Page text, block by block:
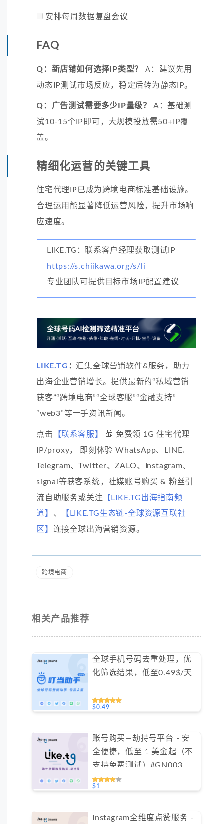
安排每周数据复盘会议
FAQ
Q：新店铺如何选择IP类型？
A：建议先用
动态IP测试市场反应，稳定后转为静态IP。
Q：广告测试需要多少IP量级？
A：基础测
试10-15个IP即可，大规模投放需50+IP覆
盖。
精细化运营的关键工具
住宅代理IP已成为跨境电商标准基础设施。
合理运用能显著降低运营风险，提升市场响
应速度。
LIKE.TG：联系客户经理获取测试IP
https://s.chiikawa.org/s/li
专业团队可提供目标市场IP配置建议
LIKE.TG ： 汇集全球营销软件&服务，助力
出海企业营销增长。提供最新的“私域营销
获客”“跨境电商”“全球客服”“金融支持”
“web3”等一手资讯新闻。
点击 【联系客服】
🎁 免费领 1G 住宅代理
IP/proxy， 即刻体验 WhatsApp、LINE、
Telegram、Twitter、ZALO、Instagram、
signal等获客系统，社媒账号购买 & 粉丝引
流自助服务或关注 【LIKE.TG出海指南频
道】 、
【LIKE.TG生态链-全球资源互联社
区】 连接全球出海营销资源。
跨境电商
相关产品推荐
全球手机号码去重处理，优
化筛选结果，低至0.49$/天
$0.49
账号购买—劫持号平台 - 安
全便捷，低至 1 美金起（不
支持免费测试）#GN003
$1
Instagram全维度点赞服务 -